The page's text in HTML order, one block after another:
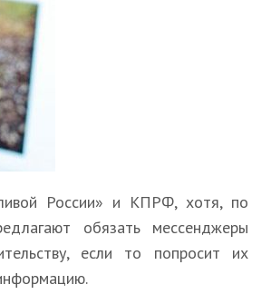
России» и КПРФ, хотя, по
обязать мессенджеры
если то попросит их